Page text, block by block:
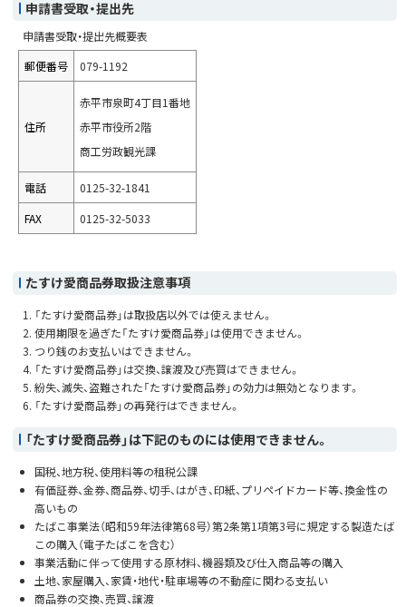
申請書受取・提出先
申請書受取・提出先概要表
郵便番号
079-1192
住所
赤平市泉町4丁目1番地
赤平市役所2階
商工労政観光課
電話
0125-32-1841
FAX
0125-32-5033
たすけ愛商品券取扱注意事項
「たすけ愛商品券」は取扱店以外では使えません。
使用期限を過ぎた「たすけ愛商品券」は使用できません。
つり銭のお支払いはできません。
「たすけ愛商品券」は交換、譲渡及び売買はできません。
紛失、滅失、盗難された「たすけ愛商品券」の効力は無効となります。
「たすけ愛商品券」の再発行はできません。
「たすけ愛商品券」は下記のものには使用できません。
国税、地方税、使用料等の租税公課
有価証券、金券、商品券、切手、はがき、印紙、プリペイドカード等、換金性の
高いもの
たばこ事業法（昭和59年法律第68号）第2条第1項第3号に規定する製造たば
この購入（電子たばこを含む）
事業活動に伴って使用する原材料、機器類及び仕入商品等の購入
土地、家屋購入、家賃・地代・駐車場等の不動産に関わる支払い
商品券の交換、売買、譲渡